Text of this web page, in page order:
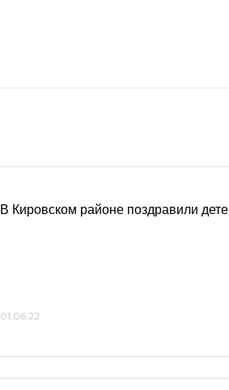
В Кировском районе поздравили
01.06.22